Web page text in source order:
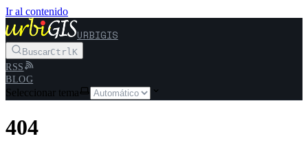
Ir al contenido
URBIGIS
BuscarCtrlK
RSS
BLOG
Seleccionar tema
404